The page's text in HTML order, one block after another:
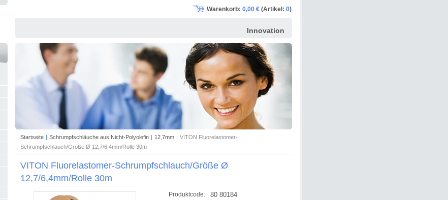
Innovation
Startseite | Schrumpfschläuche aus Nicht-Polyolefin | 12,7mm | VITON Fluorelastomer-
Schrumpfschlauch/Größe Ø 12,7/6,4mm/Rolle 30m
VITON Fluorelastomer-Schrumpfschlauch/Größe Ø
12,7/6,4mm/Rolle 30m
Produktcode: 80 80184
Warenkorb: 0,00 € (Artikel: 0)